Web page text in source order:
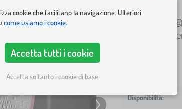
Il lettino da
soluzione
cookie che facilitano la navigazione. Ulteriori
come usiamo i cookie.
Accetta tutti i cookie
Accetta soltanto i cookie di base